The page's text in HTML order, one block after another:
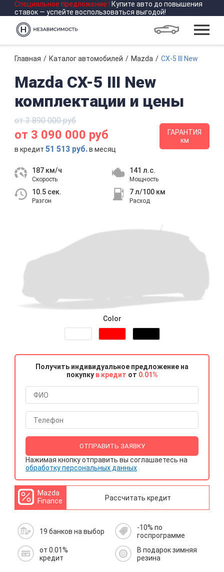
Специальное предложение ! Купите авто до повышения
ставок — успейте воспользоваться выгодой!
Главная Каталог автомобилей Mazda CX-5 III New
Mazda CX-5 III New
комплектации и цены
от 3 890 000 руб
от 3 090 000 руб
в кредит 51 513 руб.в месяц
ГАРАНТИЯ
км
187 км/ч
Скорость
141 л.с.
Мощность
10.5 сек.
Разгон
7 л/100 км
Расход
Color
Получить индивидуальное предложение на
покупку в кредит от 0.01%
ОТПРАВИТЬ ЗАЯВКУ
Нажимая кнопку отправить вы соглашаетесь на
обработку персональных данных
Mazda
Finance
Рассчитать кредит
19 банков на выбор
-10% по
госпрограмме
от 0.01%
кредит
В подарок зимняя
резина